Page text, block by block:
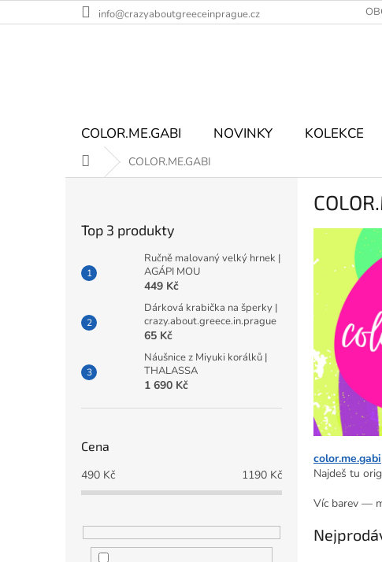
na
info@crazyaboutgreeceinprague.cz
COLOR.ME.GABI NOVINKY KOLEKCE
Domů COLOR.ME.GABI
Top 3 produkty
Ručně malovaný velký hrnek |
AGÁPI MOU
449 Kč
Dárková krabička na šperky |
crazy.about.greece.in.prague
65 Kč
Náušnice z Miyuki korálků |
THALASSA
1 690 Kč
Cena
490 Kč 1190 Kč
color.me.gabi
Najdeš tu
Víc barev —